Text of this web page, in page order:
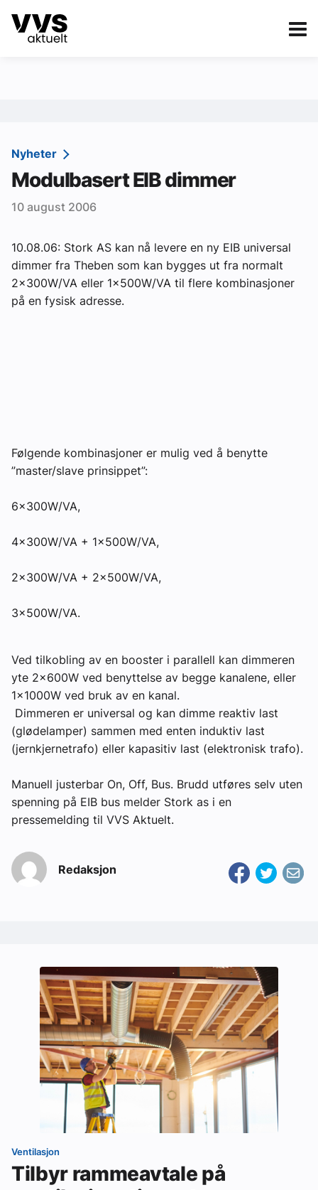
Kategorier
Sanitær
Ventilasjon
Varme og energi
Byggautomasjon
Vann og avløp
Aktuelle prosjekter
Kontakt oss
Nyheter
Modulbasert EIB dimmer
10 august 2006
10.08.06: Stork AS kan nå levere en ny EIB universal
dimmer fra Theben som kan bygges ut fra normalt
2x300W/VA eller 1x500W/VA til flere kombinasjoner
på en fysisk adresse.
Følgende kombinasjoner er mulig ved å benytte
”master/slave prinsippet”:
6x300W/VA,
4x300W/VA + 1x500W/VA,
2x300W/VA + 2x500W/VA,
3x500W/VA.
Ved tilkobling av en booster i parallell kan dimmeren
yte 2x600W ved benyttelse av begge kanalene, eller
1x1000W ved bruk av en kanal.
Dimmeren er universal og kan dimme reaktiv last
(glødelamper) sammen med enten induktiv last
(jernkjernetrafo) eller kapasitiv last (elektronisk trafo).
Manuell justerbar On, Off, Bus. Brudd utføres selv uten
spenning på EIB bus melder Stork as i en
pressemelding til VVS Aktuelt.
Redaksjon
Ventilasjon
Tilbyr rammeavtale på